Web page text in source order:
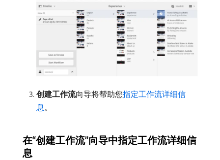
创建工作流​向导将帮助您指定工作流详细信
息。
在“创建工作流”向导中指定工作流详细信
息